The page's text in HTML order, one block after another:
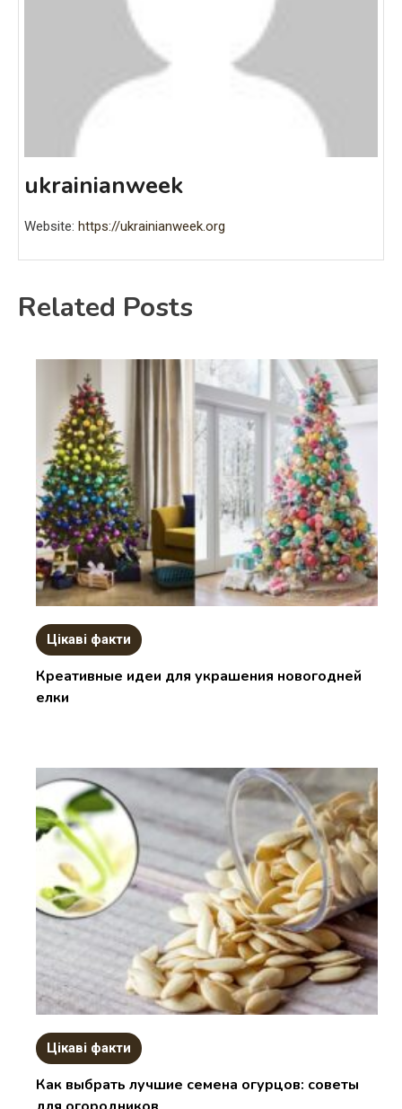
ukrainianweek
Website: https://ukrainianweek.org
Related Posts
Цікаві факти
Креативные идеи для украшения новогодней
елки
Цікаві факти
Как выбрать лучшие семена огурцов: советы